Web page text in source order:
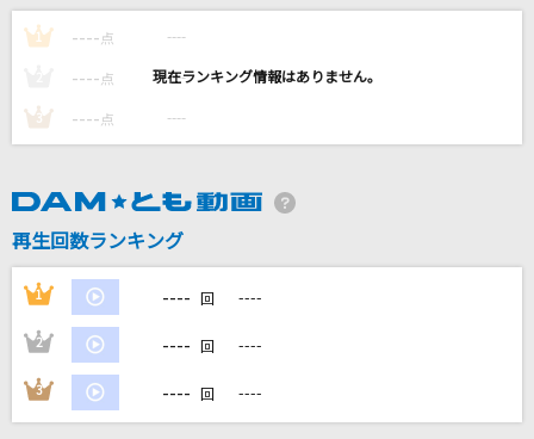
イケナイ太陽(令和ver.)
ORANGE RANGE
ダーリン
高橋洋子
カラオケ最新情報をチェック！
1 ---- 点 ----
---- 点 ----
3 ---- 点 ----
再生回数ランキング
1 ---- 回 ----
2 ---- 回 ----
3 ---- 回 ----